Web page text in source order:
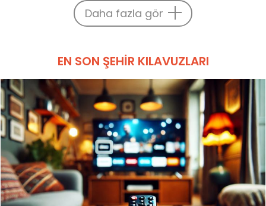
Daha fazla gör
EN SON ŞEHIR KILAVUZLARI